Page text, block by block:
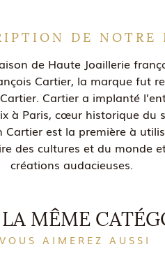
DE NOTRE
de Haute Joaillerie
Cartier, la marque fut
Cartier a implanté
à Paris, cœur historique du
Cartier est la première à
des cultures et du monde
créations audacieuses.
MÊME
VOUS AIMEREZ AUSSI